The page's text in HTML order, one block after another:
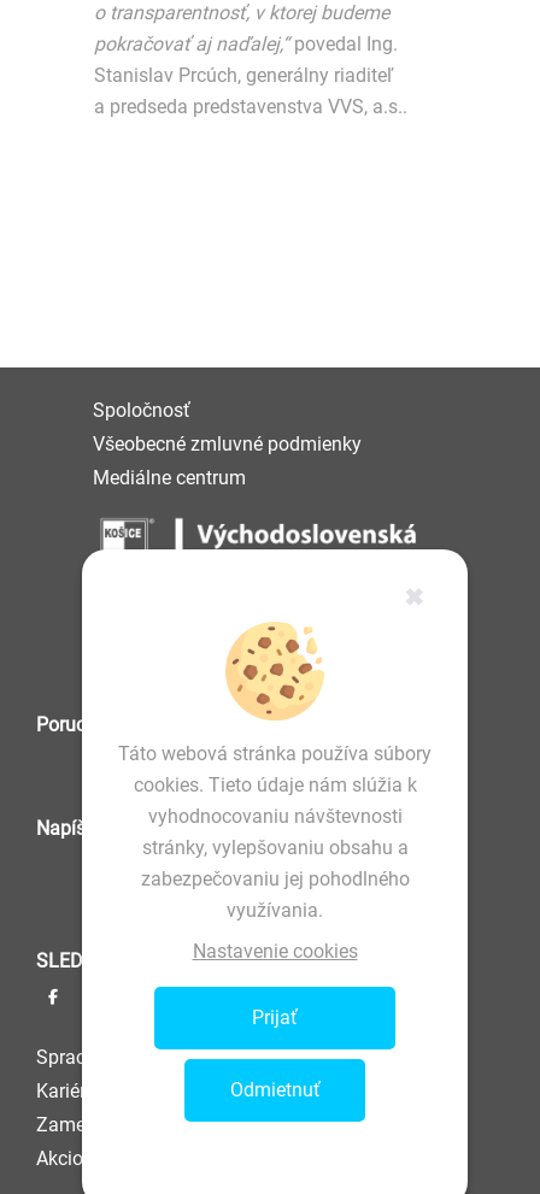
o transparentnosť, v ktorej budeme
pokračovať aj naďalej,“povedal Ing.
Stanislav Prcúch, generálny riaditeľ
a predseda predstavenstva VVS, a.s..
Spoločnosť
Všeobecné zmluvné podmienky
Mediálne centrum
IČO: 36 570 460
Poruchová služba
Napíšte nám
SLEDUJTE NÁS
Spracovanie osobných údajov
Kariéra
Zamestnanec
Akcionár
✖
Táto webová stránka používa súbory
cookies. Tieto údaje nám slúžia k
vyhodnocovaniu návštevnosti
stránky, vylepšovaniu obsahu a
zabezpečovaniu jej pohodlného
využívania.
Nastavenie cookies
Prijať
Odmietnuť